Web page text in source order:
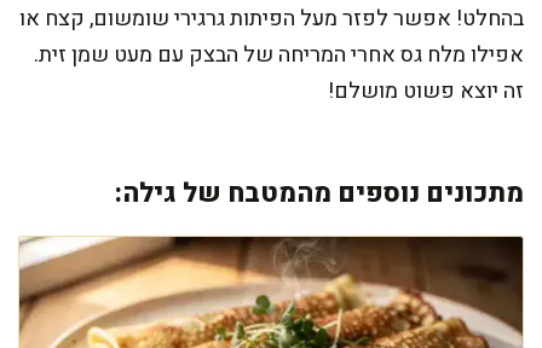
בהחלט! אפשר לפזר מעל הפיתות גרגירי שומשום, קצח או
אפילו מלח גס אחרי המריחה של הבצק עם מעט שמן זית.
זה יוצא פשוט מושלם!
מתכונים נוספים מהמטבח של גילה: